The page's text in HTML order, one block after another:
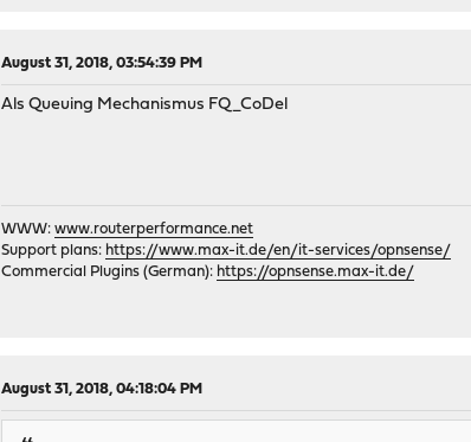
August 31, 2018, 03:54:39 PM
Als Queuing Mechanismus FQ_CoDel
WWW:www.routerperformance.net
Support plans: https://www.max-it.de/en/it-services/opnsense/
Commercial Plugins (German): https://opnsense.max-it.de/
August 31, 2018, 04:18:04 PM